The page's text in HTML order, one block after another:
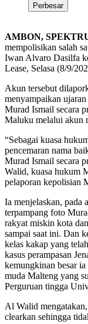
Perbesar
AMBON,
mempolisikan salah
Iwan Alvaro Dasilfa
Lease, Selasa (8/9/
Akun tersebut
menyampaikan
Murad Ismail secara
Maluku melalui akun
“Sebagai kuasa
pencemaran nama
Murad Ismail secara
Walid, kuasa hukum
pelaporan kepolisian
Ia menjelaskan, pada
terpampang foto
rakyat miskin kota
sampai saat ini. Dan
kelas kakap yang
kasus perampasan
kemungkinan besar
muda Malteng yang
Perguruan tingga
Al Walid
clearkan sehingga